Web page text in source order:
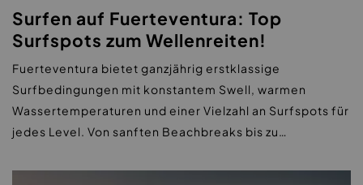
Surfen auf Fuerteventura: Top
Surfspots zum Wellenreiten!
Fuerteventura bietet ganzjährig erstklassige
Surfbedingungen mit konstantem Swell, warmen
Wassertemperaturen und einer Vielzahl an Surfspots für
jedes Level. Von sanften Beachbreaks bis zu…